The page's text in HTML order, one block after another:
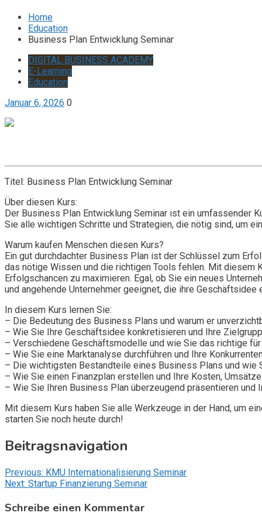
Home
Education
Business Plan Entwicklung Seminar
DIGITAL BUSINESS ACADEMY
E-Learning
Education
Januar 6, 2026 0
Titel: Business Plan Entwicklung Seminar
Über diesen Kurs:
Der Business Plan Entwicklung Seminar ist ein umfassender
Sie alle wichtigen Schritte und Strategien, die nötig sind, um
Warum kaufen Menschen diesen Kurs?
Ein gut durchdachter Business Plan ist der Schlüssel zum
das nötige Wissen und die richtigen Tools fehlen. Mit diesem
Erfolgschancen zu maximieren. Egal, ob Sie ein neues
und angehende Unternehmer geeignet, die ihre
In diesem Kurs lernen Sie:
– Die Bedeutung des Business Plans und warum er
– Wie Sie Ihre Geschäftsidee konkretisieren und Ihre
– Verschiedene Geschäftsmodelle und wie Sie das richtige
– Wie Sie eine Marktanalyse durchführen und Ihre
– Die wichtigsten Bestandteile eines Business Plans und wie
– Wie Sie einen Finanzplan erstellen und Ihre Kosten,
– Wie Sie Ihren Business Plan überzeugend präsentieren
Mit diesem Kurs haben Sie alle Werkzeuge in der Hand, um
starten Sie noch heute durch!
Beitragsnavigation
Previous: KMU Internationalisierung Seminar
Next: Startup Finanzierung Seminar
Schreibe einen Kommentar